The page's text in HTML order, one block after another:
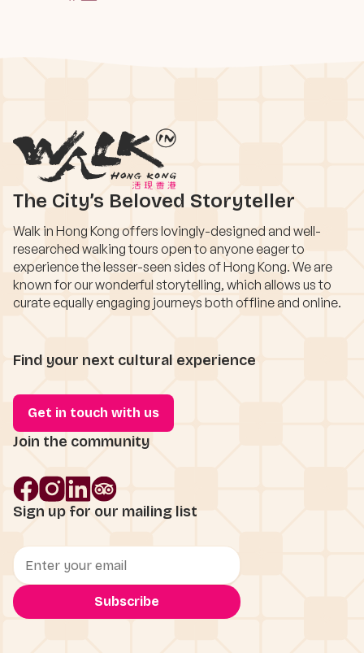
The City’s Beloved Storyteller
Walk in Hong Kong offers lovingly-designed and well-
researched walking tours open to anyone eager to
experience the lesser-seen sides of Hong Kong. We are
known for our wonderful storytelling, which allows us to
curate equally engaging journeys both offline and online.
Find your next cultural experience
Get in touch with us
Join the community
Sign up for our mailing list